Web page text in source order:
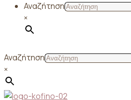
Αναζήτηση
×
Αναζήτηση
×